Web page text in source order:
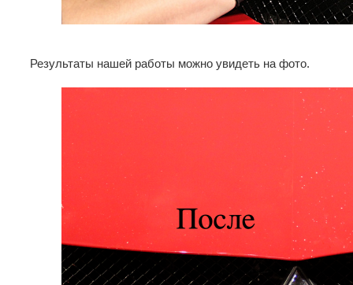
Результаты нашей работы можно увидеть на фото.